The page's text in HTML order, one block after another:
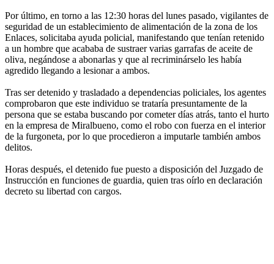
Por último, en torno a las 12:30 horas del lunes pasado, vigilantes de
seguridad de un establecimiento de alimentación de la zona de los
Enlaces, solicitaba ayuda policial, manifestando que tenían retenido
a un hombre que acababa de sustraer varias garrafas de aceite de
oliva, negándose a abonarlas y que al recriminárselo les había
agredido llegando a lesionar a ambos.
Tras ser detenido y trasladado a dependencias policiales, los agentes
comprobaron que este individuo se trataría presuntamente de la
persona que se estaba buscando por cometer días atrás, tanto el hurto
en la empresa de Miralbueno, como el robo con fuerza en el interior
de la furgoneta, por lo que procedieron a imputarle también ambos
delitos.
Horas después, el detenido fue puesto a disposición del Juzgado de
Instrucción en funciones de guardia, quien tras oírlo en declaración
decreto su libertad con cargos.